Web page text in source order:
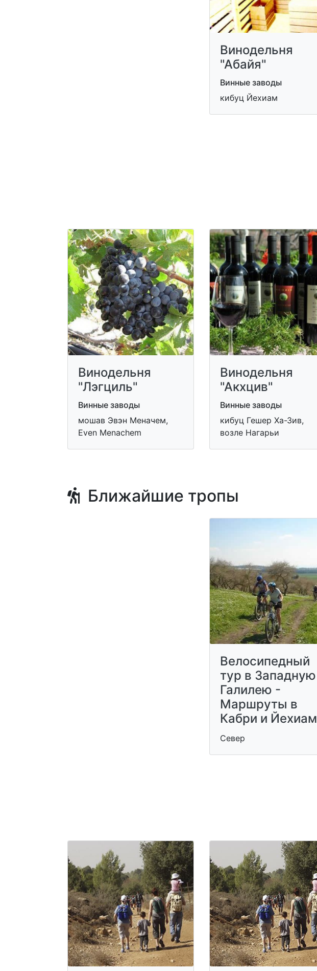
Винодельня
"Абайя"
Винные заводы
кибуц Йехиам
Винодельня
"Лэгциль"
Винные заводы
мошав Эвэн Меначем,
Even Menachem
Винодельня
"Акхцив"
Винные заводы
кибуц Гешер Ха-Зив,
возле Нагарьи
Ближайшие тропы
Велосипедный
тур в Западную
Галилею -
Маршруты в
Кабри и Йехиам
Север